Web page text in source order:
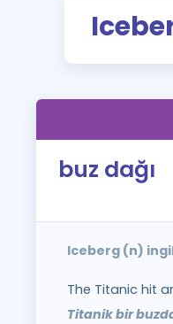
buz dağı
Iceberg (n)
The Titanic hit
Titanik bir